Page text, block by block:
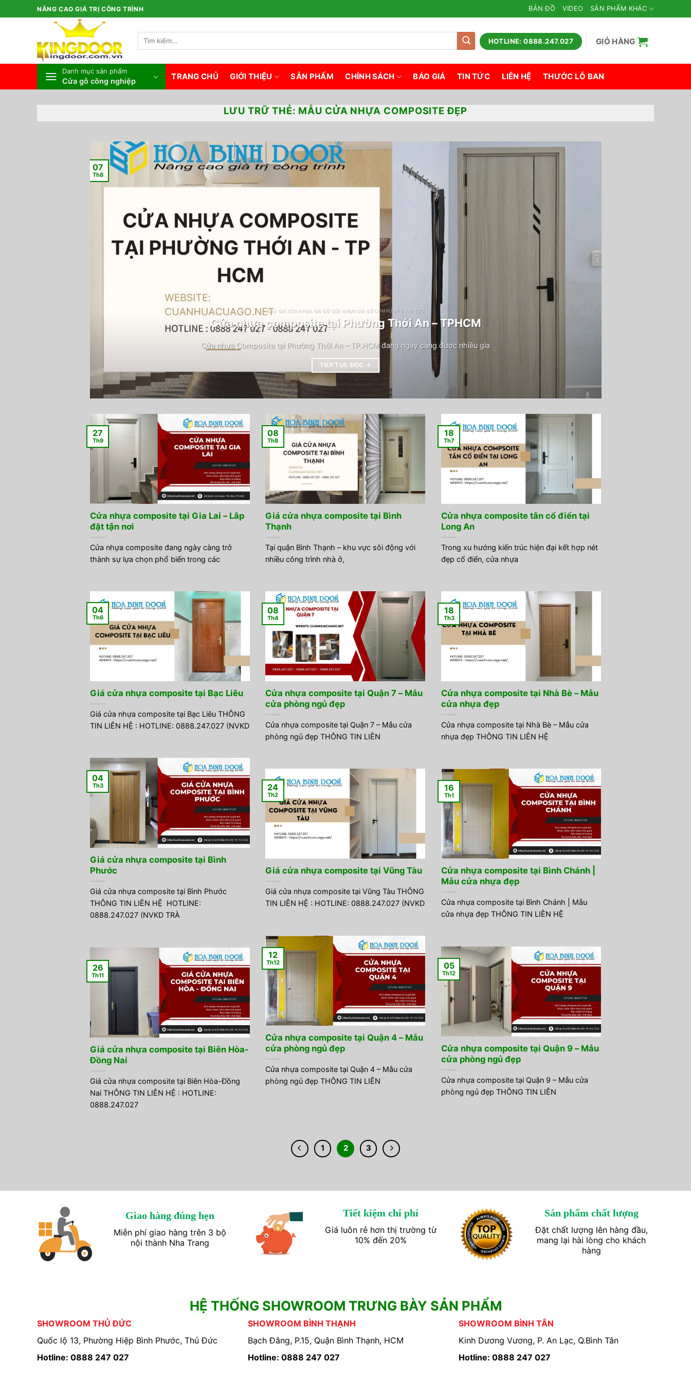
qua
NÂNG CAO GIÁ TRỊ CÔNG TRÌNH BẢN ĐỒ VIDEO SẢN PHẨM KHÁC
Tìm
kiếm:
HOTLINE: 0888.247.027 GIỎ HÀNG
Danh mục sản phẩm
Cửa gỗ công nghiệp TRANG CHỦ GIỚI THIỆU SẢN PHẨM CHÍNH SÁCH BÁO GIÁ TIN TỨC LIÊN HỆ THƯỚC LỖ BAN
LƯU TRỮ THẺ: MẪU CỬA NHỰA COMPOSITE ĐẸP
BÁO GIÁ CỬA NHỰA GIẢ GỖ CỬA NHỰA GIẢ GỖ COMPOSITE TIN TỨC
Cửa nhựa composite tại Phường Thới An – TPHCM
Cửa nhựa Composite tại Phường Thới An – TP.HCM đang ngày càng được nhiều gia
TIẾP TỤC ĐỌC →
07
Th8
Cửa nhựa composite tại Gia Lai – Lắp
đặt tận nơi
Cửa nhựa composite đang ngày càng trở
thành sự lựa chọn phổ biến trong các
27
Th9
Giá cửa nhựa composite tại Bình
Thạnh
Tại quận Bình Thạnh – khu vực sôi động với
nhiều công trình nhà ở,
08
Th8
Cửa nhựa composite tân cổ điển tại
Long An
Trong xu hướng kiến trúc hiện đại kết hợp nét
đẹp cổ điển, cửa nhựa
18
Th7
Giá cửa nhựa composite tại Bạc Liêu
Giá cửa nhựa composite tại Bạc Liêu THÔNG
TIN LIÊN HỆ : HOTLINE: 0888.247.027 (NVKD
04
Th6
Cửa nhựa composite tại Quận 7 – Mẫu
cửa phòng ngủ đẹp
Cửa nhựa composite tại Quận 7 – Mẫu cửa
phòng ngủ đẹp THÔNG TIN LIÊN
08
Th4
Cửa nhựa composite tại Nhà Bè – Mẫu
cửa nhựa đẹp
Cửa nhựa composite tại Nhà Bè – Mẫu cửa
nhựa đẹp THÔNG TIN LIÊN HỆ
18
Th3
Giá cửa nhựa composite tại Bình
Phước
Giá cửa nhựa composite tại Bình Phước
THÔNG TIN LIÊN HỆ HOTLINE:
0888.247.027 (NVKD TRÀ
04
Th3
Giá cửa nhựa composite tại Vũng Tàu
Giá cửa nhựa composite tại Vũng Tàu THÔNG
TIN LIÊN HỆ : HOTLINE: 0888.247.027 (NVKD
24
Th2
Cửa nhựa composite tại Bình Chánh |
Mẫu cửa nhựa đẹp
Cửa nhựa composite tại Bình Chánh | Mẫu
cửa nhựa đẹp THÔNG TIN LIÊN HỆ
16
Th1
Cửa nhựa composite tại Quận 4 – Mẫu
cửa phòng ngủ đẹp
Cửa nhựa composite tại Quận 4 – Mẫu cửa
phòng ngủ đẹp THÔNG TIN LIÊN
12
Th12
Cửa nhựa composite tại Quận 9 – Mẫu
cửa phòng ngủ đẹp
Cửa nhựa composite tại Quận 9 – Mẫu cửa
phòng ngủ đẹp THÔNG TIN LIÊN
05
Th12
Giá cửa nhựa composite tại Biên Hòa-
Đồng Nai
Giá cửa nhựa composite tại Biên Hòa-Đồng
Nai THÔNG TIN LIÊN HỆ : HOTLINE:
0888.247.027
26
Th11
1 2 3
Giao hàng đúng hẹn
Miễn phí giao hàng trên 3 bộ
nội thành Nha Trang
Tiết kiệm chi phí
Giá luôn rẻ hơn thị trường từ
10% đến 20%
Sản phẩm chất lượng
Đặt chất lượng lên hàng đầu,
mang lại hài lòng cho khách
hàng
HỆ THỐNG SHOWROOM TRƯNG BÀY SẢN PHẨM
SHOWROOM THỦ ĐỨC
Quốc lộ 13, Phường Hiệp Bình Phước, Thủ Đức
Hotline: 0888 247 027
SHOWROOM BÌNH THẠNH
Bạch Đằng, P.15, Quận Bình Thạnh, HCM
Hotline: 0888 247 027
SHOWROOM BÌNH TÂN
Kinh Dương Vương, P. An Lạc, Q.Bình Tân
Hotline: 0888 247 027